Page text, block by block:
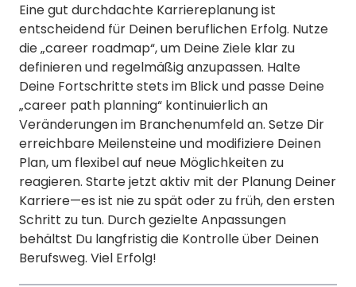
Eine gut durchdachte Karriereplanung ist
entscheidend für Deinen beruflichen Erfolg. Nutze
die „career roadmap“, um Deine Ziele klar zu
definieren und regelmäßig anzupassen. Halte
Deine Fortschritte stets im Blick und passe Deine
„career path planning“ kontinuierlich an
Veränderungen im Branchenumfeld an. Setze Dir
erreichbare Meilensteine und modifiziere Deinen
Plan, um flexibel auf neue Möglichkeiten zu
reagieren. Starte jetzt aktiv mit der Planung Deiner
Karriere—es ist nie zu spät oder zu früh, den ersten
Schritt zu tun. Durch gezielte Anpassungen
behältst Du langfristig die Kontrolle über Deinen
Berufsweg. Viel Erfolg!